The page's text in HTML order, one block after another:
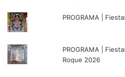
PROGRAMA |
PROGRAMA |
Roque 2026